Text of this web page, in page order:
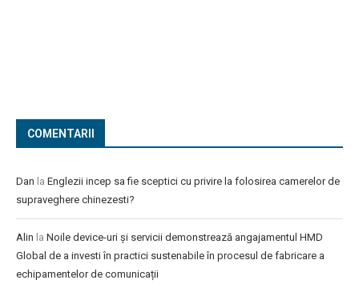
COMENTARII
Dan la Englezii incep sa fie sceptici cu privire la folosirea camerelor de
supraveghere chinezesti?
Alin la Noile device-uri și servicii demonstrează angajamentul HMD
Global de a investi în practici sustenabile în procesul de fabricare a
echipamentelor de comunicații